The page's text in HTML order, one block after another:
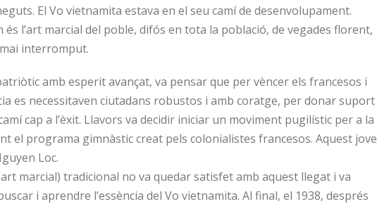
El Vo vietnamita estava en el seu camí de desenvolupament.
és l’art marcial del poble, difós en tota la població, de vegades florent,
interromput.
amb esperit avançat, va pensar que per vèncer els francesos i
es necessitaven ciutadans robustos i amb coratge, per donar suport
cap a l’èxit. Llavors va decidir iniciar un moviment pugilístic per a la
el programa gimnàstic creat pels colonialistes francesos. Aquest jove
Loc.
marcial) tradicional no va quedar satisfet amb aquest llegat i va
i aprendre l’essència del Vo vietnamita. Al final, el 1938, després